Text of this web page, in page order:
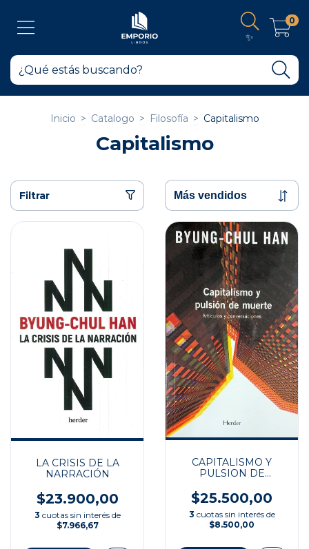
✨
0
Inicio > Catalogo > Filosofía > Capitalismo
Capitalismo
Filtrar
LA CRISIS DE LA
NARRACIÓN
$23.900,00
3 cuotas sin interés de
$7.966,67
CAPITALISMO Y
PULSION DE
$25.500,00
3 cuotas sin interés de
$8.500,00